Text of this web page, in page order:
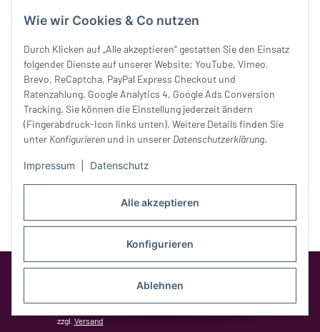
Alle akzeptieren
Konfigurieren
Ablehnen
Wie wir Cookies & Co nutzen
Durch Klicken auf „Alle akzeptieren“ gestatten Sie den Einsatz
folgender Dienste auf unserer Website: YouTube, Vimeo,
Brevo, ReCaptcha, PayPal Express Checkout und
Ratenzahlung, Google Analytics 4, Google Ads Conversion
Tracking. Sie können die Einstellung jederzeit ändern
(Fingerabdruck-Icon links unten). Weitere Details finden Sie
unter Konfigurieren und in unserer Datenschutzerklärung.
Impressum Datenschutz
Donnerstag:
10 - 18 Uhr
Samstag:
10 - 14 Uhr
Unser Service
Rechtliches
Google Analytics deaktivierenStatus:
zzgl. Versand